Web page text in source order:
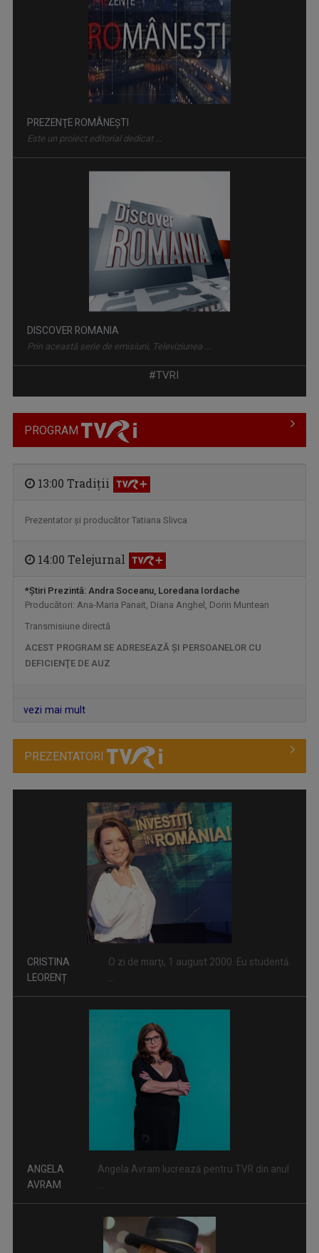
DISCOVER ROMANIA
UN DOCTOR PENTRU DUMNEAVOASTRĂ
Singura emisiune tv dedicată românilor care ...
TERASA URBANĂ
Muzica de calitate, invitații speciali, ...
INFO DIASPORA
Este principalul program informativ al TVR ...
FILMUL ROMÂNESC
LA TVRI
Săptămână de săptămână, TVR
#TVRI
PROGRAM
13:00 Tradiţii
Prezentator şi producător Tatiana Slivca
14:00 Telejurnal
*Ştiri Prezintă: Andra Soceanu, Loredana Iordache
Producători: Ana-Maria Panait, Diana Anghel, Dorin Muntean
Transmisiune directă
ACEST PROGRAM SE ADRESEAZĂ ŞI PERSOANELOR CU
DEFICIENŢE DE AUZ
vezi mai mult
PREZENTATORI
CRISTINA
O zi de marţi, 1 august 2000. Eu studentă.
ANGELA
Angela Avram lucrează pentru TVR din anul
MIHAELA CRĂCIUN